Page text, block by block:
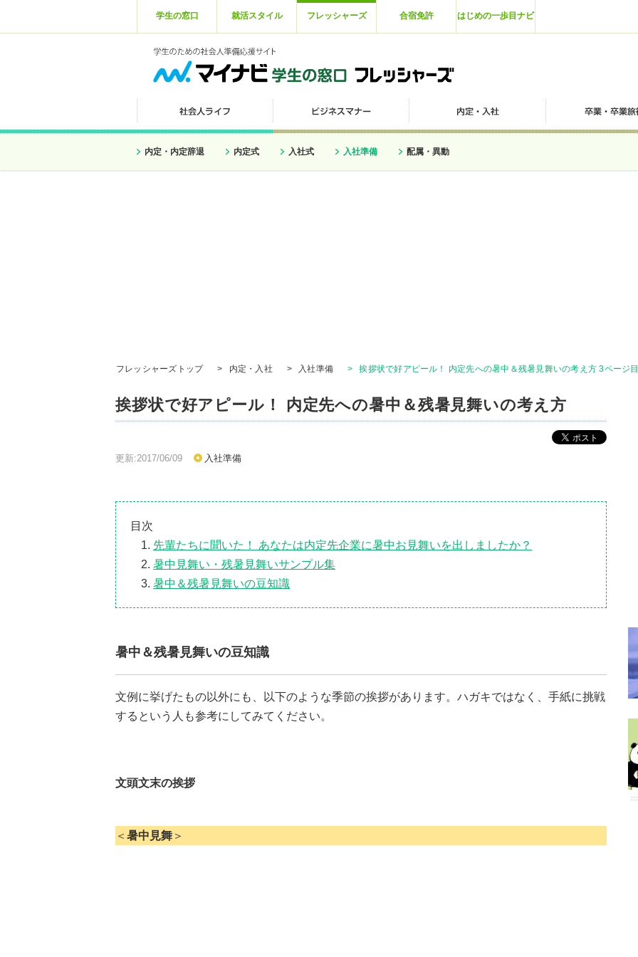
学生の窓口 就活スタイル フレッシャーズ 合宿免許 はじめの一歩目ナビ
内定・内定辞退 内定式 入社式 入社準備 配属・異動
フレッシャーズトップ > 内定・入社 > 入社準備 > 挨拶状で好アピール！ 内定先への暑中＆残暑見舞いの考え方 3ページ
挨拶状で好アピール！ 内定先への暑中＆残暑見舞いの考え方
更新:2017/06/09 入社準備
目次
先輩たちに聞いた！ あなたは内定先企業に暑中お見舞いを出しましたか？
暑中見舞い・残暑見舞いサンプル集
暑中＆残暑見舞いの豆知識
暑中＆残暑見舞いの豆知識
文例に挙げたもの以外にも、以下のような季節の挨拶があります。ハガキではなく、手紙に挑戦
するという人も参考にしてみてください。
文頭文末の挨拶
＜ 暑中見舞 ＞